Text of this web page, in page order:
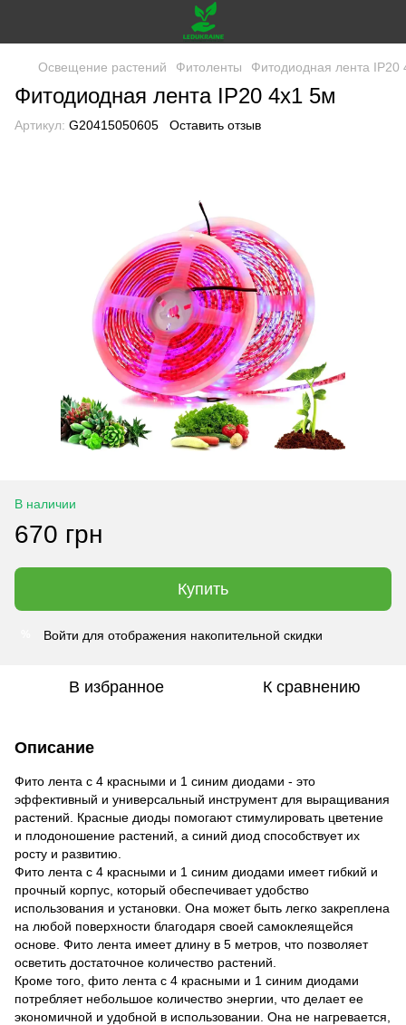
Освещение растений Фитоленты Фитодиодная лента IP20
Фитодиодная лента IP20 4х1 5м
Артикул: G20415050605 Оставить отзыв
В наличии
670 грн
Купить
Войти для отображения накопительной скидки
В избранное К сравнению
Описание
Фито лента с 4 красными и 1 синим диодами - это
эффективный и универсальный инструмент для выращивания
растений. Красные диоды помогают стимулировать цветение
и плодоношение растений, а синий диод способствует их
росту и развитию.
Фито лента с 4 красными и 1 синим диодами имеет гибкий и
прочный корпус, который обеспечивает удобство
использования и установки. Она может быть легко закреплена
на любой поверхности благодаря своей самоклеящейся
основе. Фито лента имеет длину в 5 метров, что позволяет
осветить достаточное количество растений.
Кроме того, фито лента с 4 красными и 1 синим диодами
потребляет небольшое количество энергии, что делает ее
экономичной и удобной в использовании. Она не нагревается,